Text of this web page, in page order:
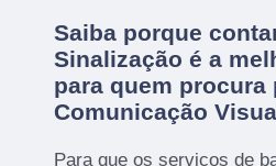
Saiba porque
Sinalização é a
para quem procura
Comunicação
Para que os serviços de